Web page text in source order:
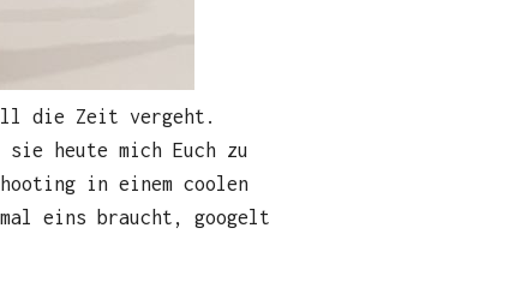
die Zeit vergeht.
heute mich Euch zu
in einem coolen
eins braucht, googelt